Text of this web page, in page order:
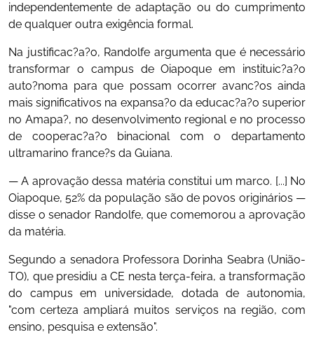
independentemente de adaptação ou do cumprimento
de qualquer outra exigência formal.
Na justificac?a?o, Randolfe argumenta que é necessário
transformar o campus de Oiapoque em instituic?a?o
auto?noma para que possam ocorrer avanc?os ainda
mais significativos na expansa?o da educac?a?o superior
no Amapa?, no desenvolvimento regional e no processo
de cooperac?a?o binacional com o departamento
ultramarino france?s da Guiana.
— A aprovação dessa matéria constitui um marco. [...] No
Oiapoque, 52% da população são de povos originários —
disse o senador Randolfe, que comemorou a aprovação
da matéria.
Segundo a senadora Professora Dorinha Seabra (União-
TO), que presidiu a CE nesta terça-feira, a transformação
do campus em universidade, dotada de autonomia,
"com certeza ampliará muitos serviços na região, com
ensino, pesquisa e extensão".